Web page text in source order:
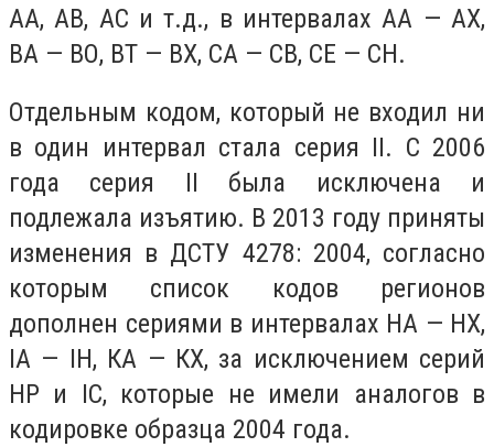
АА, АВ, АС и т.д., в интервалах АА — АХ,
ВА — ВО, ВТ — ВХ, СА — СВ, СЕ — СН.
Отдельным кодом, который не входил ни
в один интервал стала серия ІІ. С 2006
года серия ІІ была исключена и
подлежала изъятию. В 2013 году приняты
изменения в ДСТУ 4278: 2004, согласно
которым список кодов регионов
дополнен сериями в интервалах НА — НХ,
ІА — ІН, КА — КХ, за исключением серий
НР и ІС, которые не имели аналогов в
кодировке образца 2004 года.